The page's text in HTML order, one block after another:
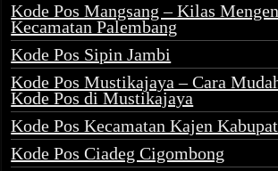
Kode Pos Mangsang – Kilas
Kecamatan Palembang
Kode Pos Sipin Jambi
Kode Pos Mustikajaya – Cara
Kode Pos di Mustikajaya
Kode Pos Kecamatan Kajen
Kode Pos Ciadeg Cigombong